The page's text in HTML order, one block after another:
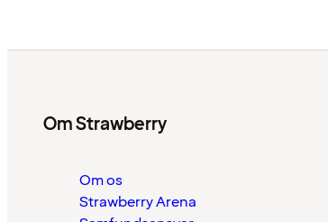
Om Strawberry
Om os
Strawberry Arena